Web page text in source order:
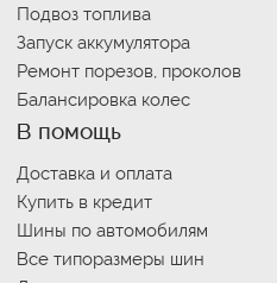
Подвоз топлива
Запуск аккумулятора
Ремонт порезов, проколов
Балансировка колес
В помощь
Доставка и оплата
Купить в кредит
Шины по автомобилям
Все типоразмеры шин